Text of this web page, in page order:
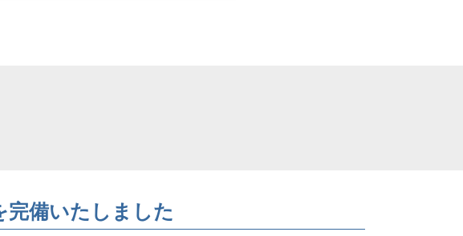
備いたしました